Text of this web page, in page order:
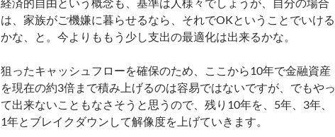
は、家族がご機嫌に暮らせるなら、それでOKということでいける
かな、と。今よりももう少し支出の最適化は出来るかな。
狙ったキャッシュフローを確保のため、ここから10年で金融資産
を現在の約3倍まで積み上げるのは容易ではないですが、でもやっ
て出来ないこともなさそうと思うので、残り10年を、5年、3年、
1年とブレイクダウンして解像度を上げていきます。